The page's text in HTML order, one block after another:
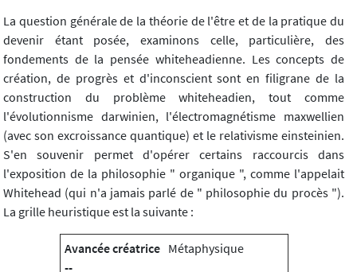
La question générale de la théorie de l'être et de la pratique du
devenir étant posée, examinons celle, particulière, des
fondements de la pensée whiteheadienne. Les concepts de
création, de progrès et d'inconscient sont en filigrane de la
construction du problème whiteheadien, tout comme
l'évolutionnisme darwinien, l'électromagnétisme maxwellien
(avec son excroissance quantique) et le relativisme einsteinien.
S'en souvenir permet d'opérer certains raccourcis dans
l'exposition de la philosophie " organique ", comme l'appelait
Whitehead (qui n'a jamais parlé de " philosophie du procès ").
La grille heuristique est la suivante :
Avancée créatrice
--
Métaphysique